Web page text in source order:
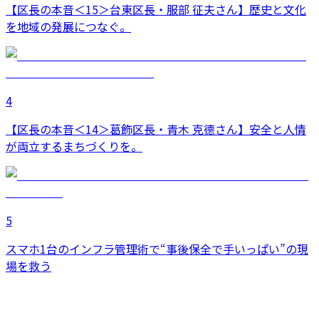
【区長の本音＜15＞台東区長・服部 征夫さん】歴史と文化
を地域の発展につなぐ。
4
【区長の本音＜14＞葛飾区長・青木 克德さん】安全と人情
が両立するまちづくりを。
5
スマホ1台のインフラ管理術で“事後保全で手いっぱい”の現
場を救う